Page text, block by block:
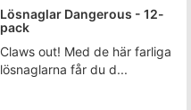
Lösnaglar Dangerous - 12-
pack
Claws out! Med de här farliga
lösnaglarna får du d...